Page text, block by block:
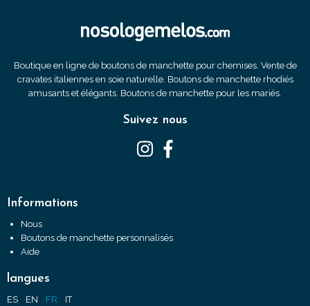
Boutique en ligne de boutons de manchette pour chemises. Vente de
cravates italiennes en soie naturelle. Boutons de manchette rhodiés
amusants et élégants. Boutons de manchette pour les mariés.
Suivez nous
Informations
Nous
Boutons de manchette personnalisés
Aide
langues
ES EN FR IT